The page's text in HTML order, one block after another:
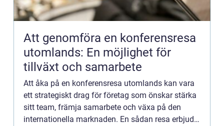
Att genomföra en konferensresa
utomlands: En möjlighet för
tillväxt och samarbete
Att åka på en konferensresa utomlands kan vara
ett strategiskt drag för företag som önskar stärka
sitt team, främja samarbete och växa på den
internationella marknaden. En sådan resa erbjuder